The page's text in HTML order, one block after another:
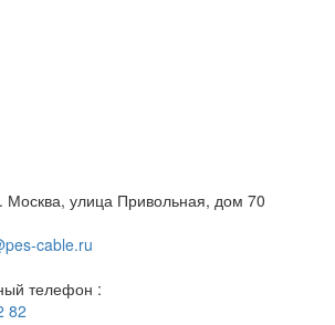
Москва, улица Привольная, дом 70
cable.ru
телефон :
82